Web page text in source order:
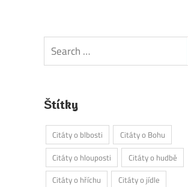
Štítky
Citáty o blbosti
Citáty o Bohu
Citáty o hlouposti
Citáty o hudbě
Citáty o hříchu
Citáty o jídle